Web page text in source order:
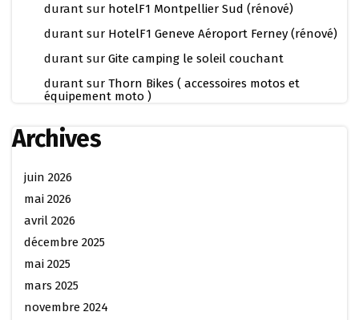
durant sur hotelF1 Montpellier Sud (rénové)
durant sur HotelF1 Geneve Aéroport Ferney (rénové)
durant sur Gite camping le soleil couchant
durant sur Thorn Bikes ( accessoires motos et
équipement moto )
Archives
juin 2026
mai 2026
avril 2026
décembre 2025
mai 2025
mars 2025
novembre 2024